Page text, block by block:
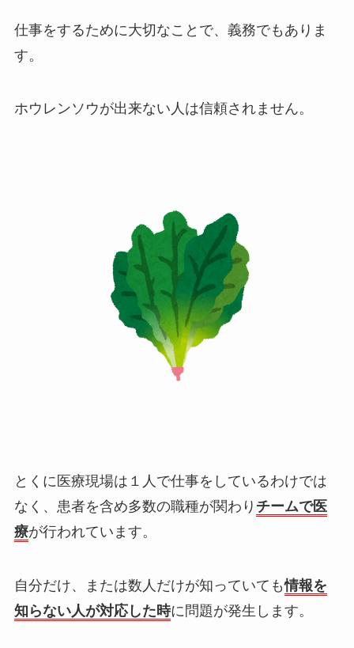
仕事をするために大切なことで、義務でもありま
す。
ホウレンソウが出来ない人は信頼されません。
とくに医療現場は１人で仕事をしているわけでは
なく、患者を含め多数の職種が関わり チームで医
療が行われています。
自分だけ、または数人だけが知っていても情報を
知らない人が対応した時に問題が発生します。